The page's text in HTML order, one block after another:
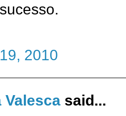
2010
Valesca said...